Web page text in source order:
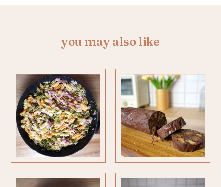
you may also like